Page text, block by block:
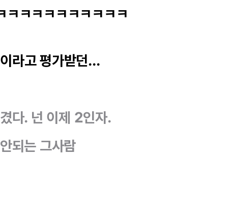
ㅋㅋㅋㅋㅋㅋㅋㅋㅋㅋ
라고 평가받던...
다. 넌 이제 2인자.
되는 그사람